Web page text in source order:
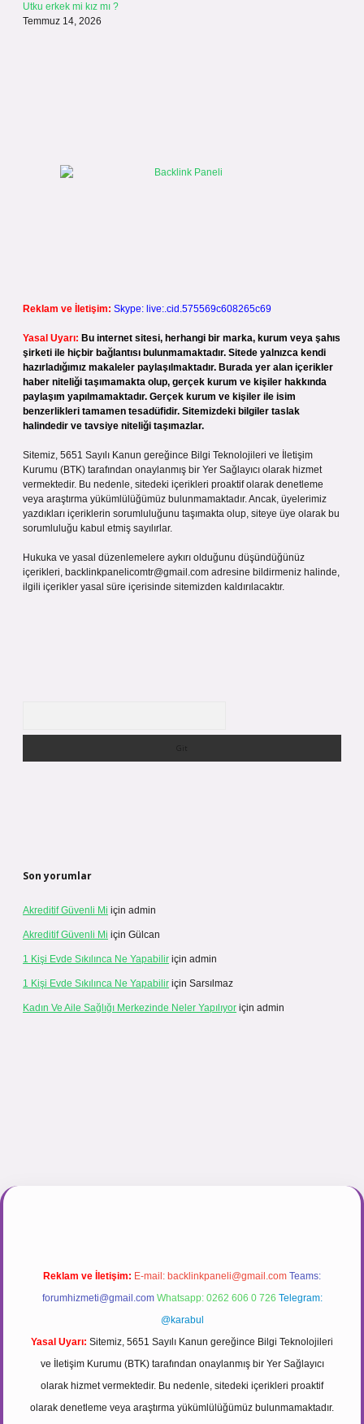
Utku erkek mi kız mı ?
Temmuz 14, 2026
Reklam ve İletişim: Skype: live:.cid.575569c608265c69
Yasal Uyarı: Bu internet sitesi, herhangi bir marka, kurum veya şahıs
şirketi ile hiçbir bağlantısı bulunmamaktadır. Sitede yalnızca kendi
hazırladığımız makaleler paylaşılmaktadır. Burada yer alan içerikler
haber niteliği taşımamakta olup, gerçek kurum ve kişiler hakkında
paylaşım yapılmamaktadır. Gerçek kurum ve kişiler ile isim
benzerlikleri tamamen tesadüfidir. Sitemizdeki bilgiler taslak
halindedir ve tavsiye niteliği taşımazlar.
Sitemiz, 5651 Sayılı Kanun gereğince Bilgi Teknolojileri ve İletişim
Kurumu (BTK) tarafından onaylanmış bir Yer Sağlayıcı olarak hizmet
vermektedir. Bu nedenle, sitedeki içerikleri proaktif olarak denetleme
veya araştırma yükümlülüğümüz bulunmamaktadır. Ancak, üyelerimiz
yazdıkları içeriklerin sorumluluğunu taşımakta olup, siteye üye olarak bu
sorumluluğu kabul etmiş sayılırlar.
Hukuka ve yasal düzenlemelere aykırı olduğunu düşündüğünüz
içerikleri, backlinkpanelicomtr@gmail.com adresine bildirmeniz halinde,
ilgili içerikler yasal süre içerisinde sitemizden kaldırılacaktır.
Son yorumlar
Akreditif Güvenli Mi için admin
Akreditif Güvenli Mi için Gülcan
1 Kişi Evde Sıkılınca Ne Yapabilir için admin
1 Kişi Evde Sıkılınca Ne Yapabilir için Sarsılmaz
Kadın Ve Aile Sağlığı Merkezinde Neler Yapılıyor için admin
Reklam ve İletişim: E-mail: backlinkpaneli@gmail.com Teams:
forumhizmeti@gmail.com Whatsapp: 0262 606 0 726 Telegram:
@karabul
Yasal Uyarı: Sitemiz, 5651 Sayılı Kanun gereğince Bilgi Teknolojileri
ve İletişim Kurumu (BTK) tarafından onaylanmış bir Yer Sağlayıcı
olarak hizmet vermektedir. Bu nedenle, sitedeki içerikleri proaktif
olarak denetleme veya araştırma yükümlülüğümüz bulunmamaktadır.